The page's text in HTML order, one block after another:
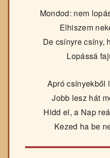
Mondod: nem
Elhiszem
De csínyre csíny,
Lopássá
Apró csínyekből
Jobb lesz hát
Hidd el, a Nap
Kezed ha be